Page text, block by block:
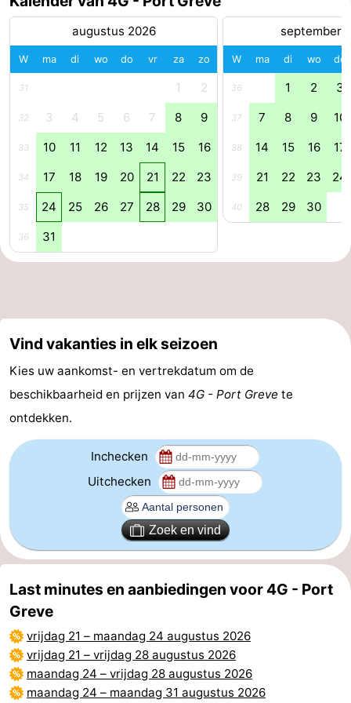
Jongeren
Route
Parkeren
Reisboekenwinkel
Nieuws
Zuid-
Holland
-
Leiden
Bollenstreek
-
Duin
Katwijk
-
Scheveningen
-
Den
Haag
-
Rotterdam
-
Rockanje
Zeeland
augustus 2026
W ma di wo do vr za zo
31 1 2
32 3 4 5 6 7 8 9
33 10 11 12 13 14 15 16
34 17 18 19 20 21 22 23
35 24 25 26 27 28 29 30
36 31
september
W ma di wo do
36 1 2 3
37 7 8 9 10
38 14 15 16 17
39 21 22 23 24
40 28 29 30
Vind vakanties in elk seizoen
Kies uw aankomst- en vertrekdatum om de
beschikbaarheid en prijzen van 4G - Port Greve te
ontdekken.
Inchecken
Uitchecken
Zoek en vind
Last minutes en aanbiedingen voor 4G - Port
Greve
vrijdag 21 – maandag 24 augustus 2026
vrijdag 21 – vrijdag 28 augustus 2026
maandag 24 – vrijdag 28 augustus 2026
maandag 24 – maandag 31 augustus 2026